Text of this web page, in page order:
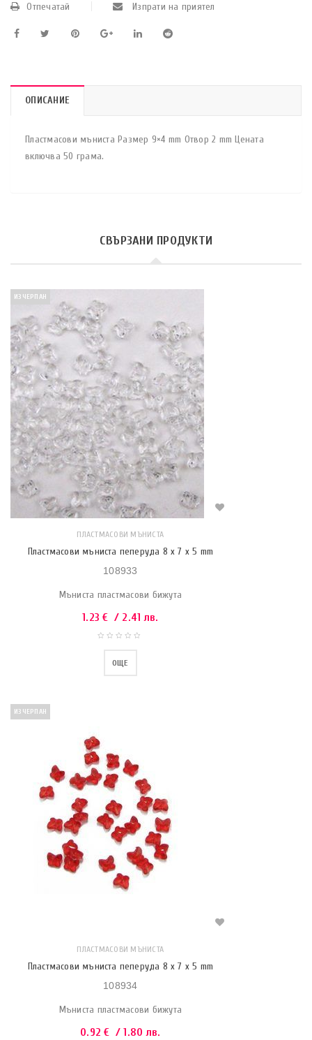
Отпечатай Изпрати на приятел
ОПИСАНИЕ
Пластмасови мъниста Размер 9×4 mm Отвор 2 mm Цената
включва 50 грама.
СВЪРЗАНИ ПРОДУКТИ
ИЗЧЕРПАН
ПЛАСТМАСОВИ МЪНИСТА
Пластмасови мъниста пеперуда 8 x 7 x 5 mm
108933
Мъниста пластмасови бижута
1.23€ / 2.41 лв.
ОЩЕ
ИЗЧЕРПАН
ПЛАСТМАСОВИ МЪНИСТА
Пластмасови мъниста пеперуда 8 x 7 x 5 mm
108934
Мъниста пластмасови бижута
0.92€ / 1.80 лв.